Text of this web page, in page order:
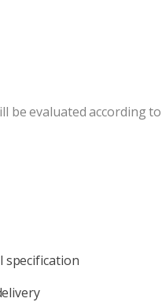
be evaluated according
specification